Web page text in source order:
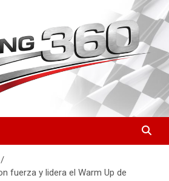
| Noticias,
y Pilotos de
nacional e internacional: resultados
de pilotos, circuitos y novedades
fuerza y lidera el Warm Up de